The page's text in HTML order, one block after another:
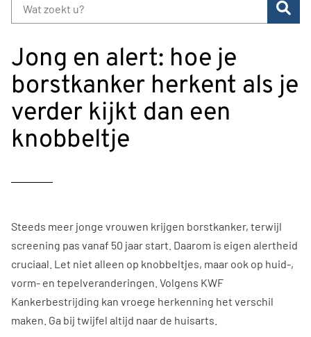
Jong en alert: hoe je
borstkanker herkent als je
verder kijkt dan een
knobbeltje
Steeds meer jonge vrouwen krijgen borstkanker, terwijl
screening pas vanaf 50 jaar start. Daarom is eigen alertheid
cruciaal. Let niet alleen op knobbeltjes, maar ook op huid-,
vorm- en tepelveranderingen. Volgens KWF
Kankerbestrijding kan vroege herkenning het verschil
maken. Ga bij twijfel altijd naar de huisarts.